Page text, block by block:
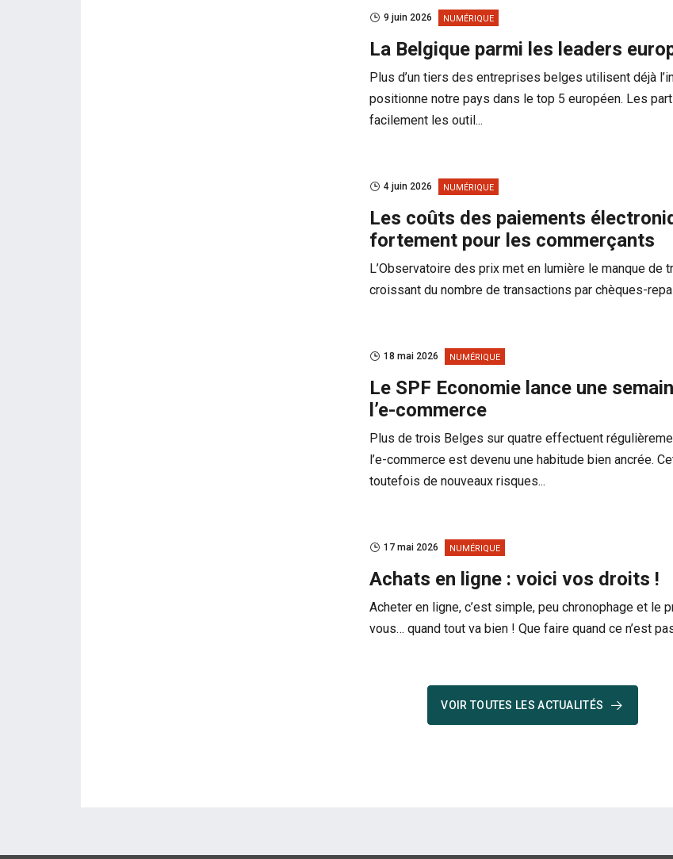
9 juin 2026 NUMÉRIQUE
La Belgique parmi les leaders
Plus d’un tiers des entreprises belges utilisent déjà
positionne notre pays dans le top 5 européen. Les
facilement les outil...
4 juin 2026 NUMÉRIQUE
Les coûts des paiements
fortement pour les commerçants
L’Observatoire des prix met en lumière le manque
croissant du nombre de transactions par chèques-
18 mai 2026 NUMÉRIQUE
Le SPF Economie lance une
l’e-commerce
Plus de trois Belges sur quatre effectuent
l’e-commerce est devenu une habitude bien ancrée.
toutefois de nouveaux risques...
17 mai 2026 NUMÉRIQUE
Achats en ligne : voici vos droits !
Acheter en ligne, c’est simple, peu chronophage et le
vous… quand tout va bien ! Que faire quand ce n’est
VOIR TOUTES LES ACTUALITÉS